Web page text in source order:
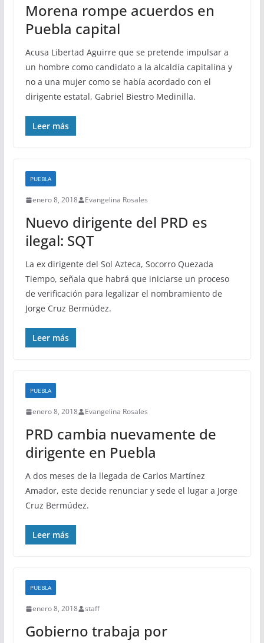
Morena rompe acuerdos en
Puebla capital
Acusa Libertad Aguirre que se pretende impulsar a
un hombre como candidato a la alcaldía capitalina y
no a una mujer como se había acordado con el
dirigente estatal, Gabriel Biestro Medinilla.
Leer más
PUEBLA
enero 8, 2018 Evangelina Rosales
Nuevo dirigente del PRD es
ilegal: SQT
La ex dirigente del Sol Azteca, Socorro Quezada
Tiempo, señala que habrá que iniciarse un proceso
de verificación para legalizar el nombramiento de
Jorge Cruz Bermúdez.
Leer más
PUEBLA
enero 8, 2018 Evangelina Rosales
PRD cambia nuevamente de
dirigente en Puebla
A dos meses de la llegada de Carlos Martínez
Amador, este decide renunciar y sede el lugar a Jorge
Cruz Bermúdez.
Leer más
PUEBLA
enero 8, 2018 staff
Gobierno trabaja por